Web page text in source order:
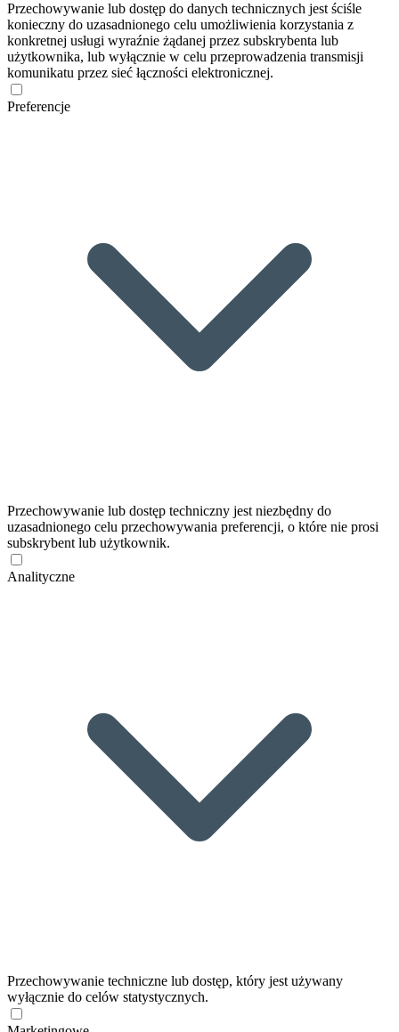
Przechowywanie lub dostęp do danych technicznych jest ściśle
konieczny do uzasadnionego celu umożliwienia korzystania z
konkretnej usługi wyraźnie żądanej przez subskrybenta lub
użytkownika, lub wyłącznie w celu przeprowadzenia transmisji
komunikatu przez sieć łączności elektronicznej.
Preferencje
Przechowywanie lub dostęp techniczny jest niezbędny do
uzasadnionego celu przechowywania preferencji, o które nie prosi
subskrybent lub użytkownik.
Analityczne
Przechowywanie techniczne lub dostęp, który jest używany
wyłącznie do celów statystycznych.